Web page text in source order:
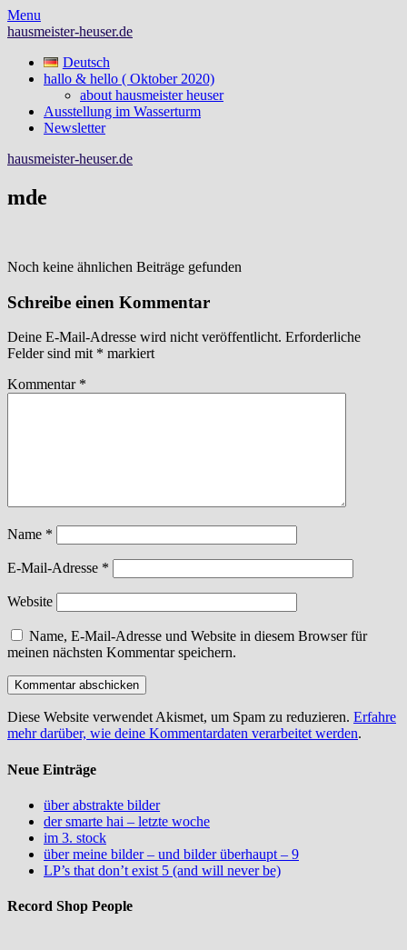
Skip
to
Menu
hausmeister-heuser.de
Deutsch
hallo & hello ( Oktober 2020)
about hausmeister heuser
Ausstellung im Wasserturm
Newsletter
hausmeister-heuser.de
mde
Noch keine ähnlichen Beiträge gefunden
Schreibe einen Kommentar
Deine E-Mail-Adresse wird nicht veröffentlicht. Erforderliche
Felder sind mit * markiert
Kommentar *
Name *
E-Mail-Adresse *
Website
Name, E-Mail-Adresse und Website in diesem Browser für
meinen nächsten Kommentar speichern.
Diese Website verwendet Akismet, um Spam zu reduzieren. Erfahre
mehr darüber, wie deine Kommentardaten verarbeitet werden.
Neue Einträge
über abstrakte bilder
der smarte hai – letzte woche
im 3. stock
über meine bilder – und bilder überhaupt – 9
LP’s that don’t exist 5 (and will never be)
Record Shop People